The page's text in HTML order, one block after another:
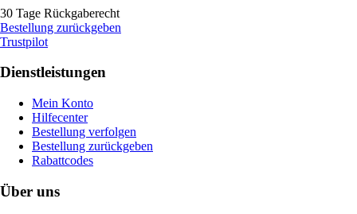
30 Tage Rückgaberecht
Bestellung zurückgeben
Trustpilot
Dienstleistungen
Mein Konto
Hilfecenter
Bestellung verfolgen
Bestellung zurückgeben
Rabattcodes
Über uns